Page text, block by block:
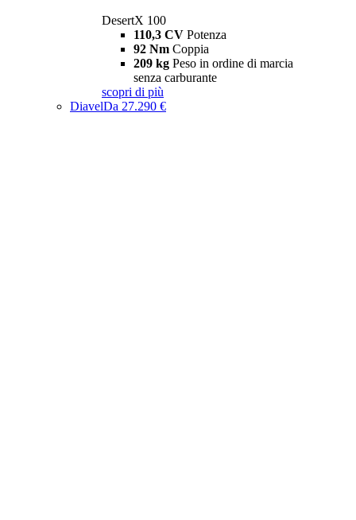
DesertX 100
110,3 CV Potenza
92 Nm Coppia
209 kg Peso in ordine di marcia
senza carburante
scopri di più
DiavelDa 27.290 €